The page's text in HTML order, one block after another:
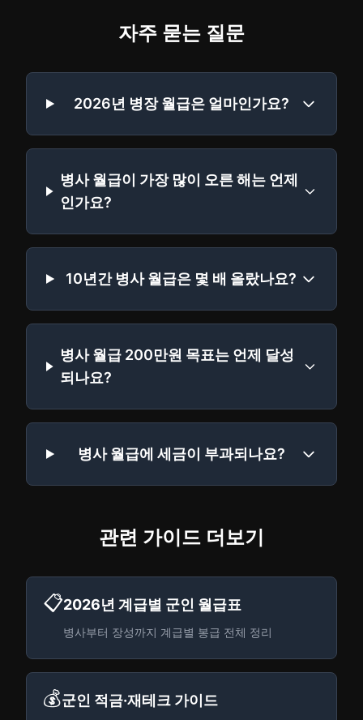
자주 묻는 질문
2026년 병장 월급은 얼마인가요?
병사 월급이 가장 많이 오른 해는 언제
인가요?
10년간 병사 월급은 몇 배 올랐나요?
병사 월급 200만원 목표는 언제 달성
되나요?
병사 월급에 세금이 부과되나요?
관련 가이드 더보기
📋2026년 계급별 군인 월급표
병사부터 장성까지 계급별 봉급 전체 정리
💰군인 적금·재테크 가이드